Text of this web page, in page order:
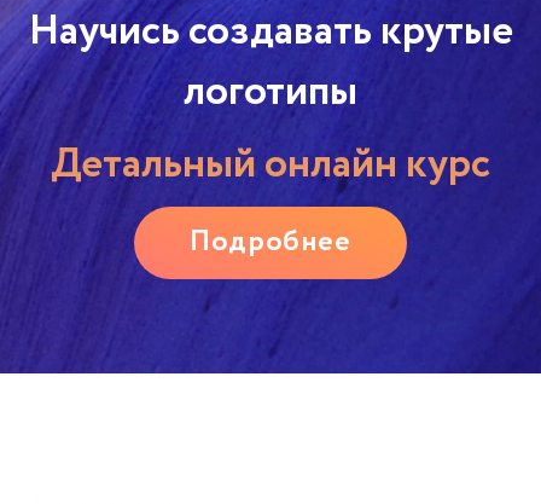
Научись создавать крутые
логотипы
Детальный онлайн курс
Подробнее